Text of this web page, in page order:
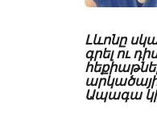
Լևոնը
գրել ու
Ապագա